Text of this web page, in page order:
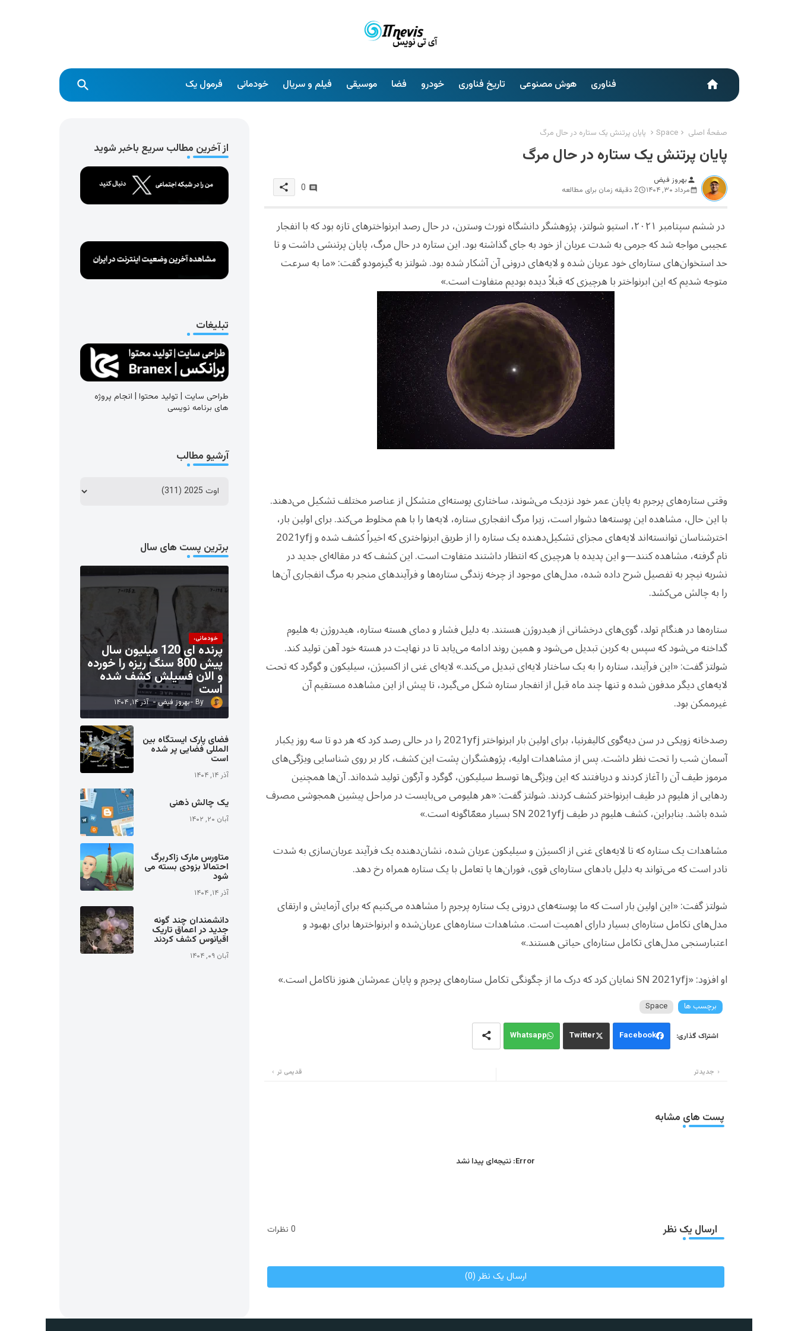
home فناوری هوش مصنوعی تاریخ فناوری خودرو فضا موسیقی فیلم و سریال خودمانی فرمول یک
صفحهٔ اصلی Space پایان پرتنش یک ستاره در حال مرگ
پایان پرتنش یک ستاره در حال مرگ
person بهروز فیض
مرداد ۳۰, ۱۴۰۴
2 دقیقه زمان برای مطالعه 0
share
در ششم سپتامبر ۲۰۲۱، استیو شولتز، پژوهشگر دانشگاه نورث وسترن، در حال رصد ابرنواخترهای تازه بود که با انفجار
عجیبی مواجه شد که جرمی به شدت عریان از خود به جای گذاشته بود. این ستاره در حال مرگ، پایان پرتنشی داشت و تا
حد استخوان‌های ستاره‌ای خود عریان شده و لایه‌های درونی آن آشکار شده بود. شولتز به گیزمودو گفت: «ما به سرعت
متوجه شدیم که این ابرنواختر با هرچیزی که قبلاً دیده بودیم متفاوت است.»
وقتی ستاره‌های پرجرم به پایان عمر خود نزدیک می‌شوند، ساختاری پوسته‌ای متشکل از عناصر مختلف تشکیل می‌دهند.
با این حال، مشاهده این پوسته‌ها دشوار است، زیرا مرگ انفجاری ستاره، لایه‌ها را با هم مخلوط می‌کند. برای اولین بار،
اخترشناسان توانسته‌اند لایه‌های مجزای تشکیل‌دهنده یک ستاره را از طریق ابرنواختری که اخیراً کشف شده و 2021yfj
نام گرفته، مشاهده کنند—و این پدیده با هرچیزی که انتظار داشتند متفاوت است. این کشف که در مقاله‌ای جدید در
نشریه نیچر به تفصیل شرح داده شده، مدل‌های موجود از چرخه زندگی ستاره‌ها و فرآیندهای منجر به مرگ انفجاری آن‌ها
را به چالش می‌کشد.
ستاره‌ها در هنگام تولد، گوی‌های درخشانی از هیدروژن هستند. به دلیل فشار و دمای هسته ستاره، هیدروژن به هلیوم
گداخته می‌شود که سپس به کربن تبدیل می‌شود و همین روند ادامه می‌یابد تا در نهایت در هسته خود آهن تولید کند.
شولتز گفت: «این فرآیند، ستاره را به یک ساختار لایه‌ای تبدیل می‌کند.» لایه‌ای غنی از اکسیژن، سیلیکون و گوگرد که تحت
لایه‌های دیگر مدفون شده و تنها چند ماه قبل از انفجار ستاره شکل می‌گیرد، تا پیش از این مشاهده مستقیم آن
غیرممکن بود.
رصدخانه زویکی در سن دیه‌گوی کالیفرنیا، برای اولین بار ابرنواختر 2021yfj را در حالی رصد کرد که هر دو تا سه روز یکبار
آسمان شب را تحت نظر داشت. پس از مشاهدات اولیه، پژوهشگران پشت این کشف، کار بر روی شناسایی ویژگی‌های
مرموز طیف آن را آغاز کردند و دریافتند که این ویژگی‌ها توسط سیلیکون، گوگرد و آرگون تولید شده‌اند. آن‌ها همچنین
ردهایی از هلیوم در طیف ابرنواختر کشف کردند. شولتز گفت: «هر هلیومی می‌بایست در مراحل پیشین همجوشی مصرف
شده باشد. بنابراین، کشف هلیوم در طیف SN 2021yfj بسیار معمّاگونه است.»
مشاهدات یک ستاره که تا لایه‌های غنی از اکسیژن و سیلیکون عریان شده، نشان‌دهنده یک فرآیند عریان‌سازی به شدت
نادر است که می‌تواند به دلیل بادهای ستاره‌ای قوی، فوران‌ها یا تعامل با یک ستاره همراه رخ دهد.
شولتز گفت: «این اولین بار است که ما پوسته‌های درونی یک ستاره پرجرم را مشاهده می‌کنیم که برای آزمایش و ارتقای
مدل‌های تکامل ستاره‌ای بسیار دارای اهمیت است. مشاهدات ستاره‌های عریان‌شده و ابرنواخترها برای بهبود و
اعتبارسنجی مدل‌های تکامل ستاره‌ای حیاتی هستند.»
او افزود: «SN 2021yfj نمایان کرد که درک ما از چگونگی تکامل ستاره‌های پرجرم و پایان عمرشان هنوز ناکامل است.»
برچسب ها Space
Facebook
Twitter
Whatsapp
جدیدتر قدیمی تر
پست های مشابه
Error: نتیجه‌ای پیدا نشد
ارسال یک نظر 0 نظرات
ارسال یک نظر (0)
از آخرین مطالب سریع باخبر شوید
تبلیغات
طراحی سایت | تولید محتوا | انجام پروژه
های برنامه نویسی
آرشیو مطالب
برترین پست های سال
خودمانی،
پرنده ای 120 میلیون سال
پیش 800 سنگ ریزه را خورده
و الان فسیلش کشف شده
است
بهروز فیض آذر ۱۴, ۱۴۰۴
فضای پارک ایستگاه بین
المللی فضایی پر شده
است
آذر ۱۴, ۱۴۰۴
یک چالش ذهنی
آبان ۲۰, ۱۴۰۲
متاورس مارک زاکربرگ
احتمالا بزودی بسته می
شود
آذر ۱۴, ۱۴۰۴
دانشمندان چند گونه
جدید در اعماق تاریک
اقیانوس کشف کردند
آبان ۰۹, ۱۴۰۴